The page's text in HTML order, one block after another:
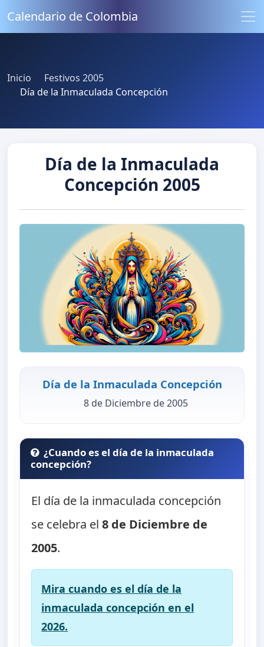
Calendario de Colombia
Inicio
Festivos 2005
Día de la Inmaculada Concepción
Día de la Inmaculada
Concepción 2005
Día de la Inmaculada Concepción
8 de Diciembre de 2005
¿Cuando es el día de la inmaculada
concepción?
El día de la inmaculada concepción
se celebra el8 de Diciembre de
2005.
Mira cuando es el día de la
inmaculada concepción en el
2026.